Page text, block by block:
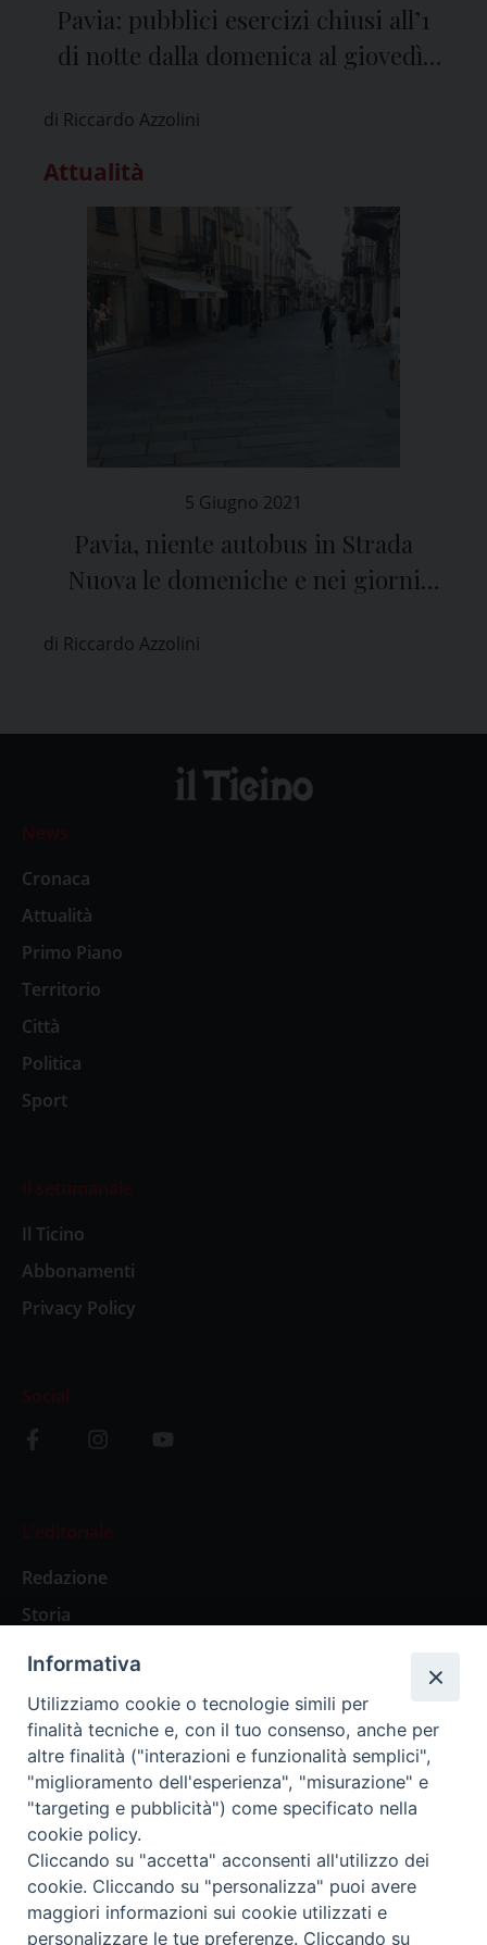
Pavia: pubblici esercizi chiusi all’1
di notte dalla domenica al giovedì,
di Riccardo Azzolini
Attualità
5 Giugno 2021
Pavia, niente autobus in Strada
Nuova le domeniche e nei giorni
di Riccardo Azzolini
News
Cronaca
Attualità
Primo Piano
Territorio
Città
Politica
Sport
Il settimanale
Il Ticino
Abbonamenti
Privacy Policy
Social
L’editoriale
Redazione
Storia
Abbonamenti
Abbonamento Annuale Digitale
Abbonamento Annuale Cartaceo
Abbonamento Singola Copia Digitale
Informativa
Utilizziamo cookie o tecnologie simili per
finalità tecniche e, con il tuo consenso, anche per
altre finalità ("interazioni e funzionalità semplici",
"miglioramento dell'esperienza", "misurazione" e
"targeting e pubblicità") come specificato nella
cookie policy.
Cliccando su "accetta" acconsenti all'utilizzo dei
cookie. Cliccando su "personalizza" puoi avere
maggiori informazioni sui cookie utilizzati e
personalizzare le tue preferenze. Cliccando su